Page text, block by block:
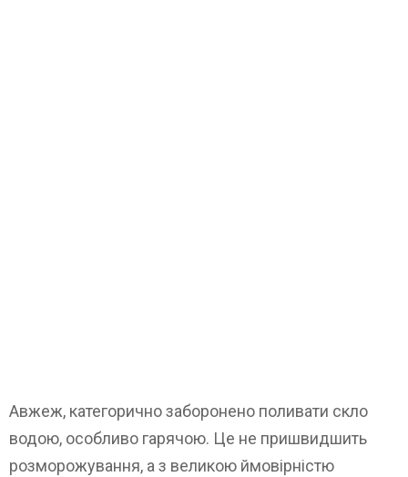
Авжеж, категорично заборонено поливати скло
водою, особливо гарячою. Це не пришвидшить
розморожування, а з великою ймовірністю